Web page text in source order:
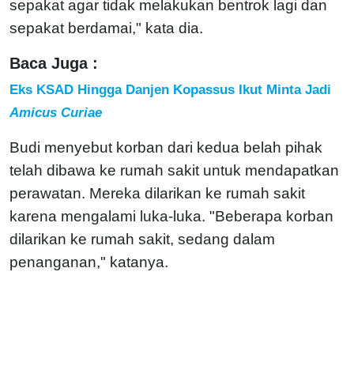
sepakat agar tidak melakukan bentrok lagi dan
sepakat berdamai," kata dia.
Baca Juga :
Eks KSAD Hingga Danjen Kopassus Ikut Minta Jadi
Amicus Curiae
Budi menyebut korban dari kedua belah pihak
telah dibawa ke rumah sakit untuk mendapatkan
perawatan. Mereka dilarikan ke rumah sakit
karena mengalami luka-luka. "Beberapa korban
dilarikan ke rumah sakit, sedang dalam
penanganan," katanya.